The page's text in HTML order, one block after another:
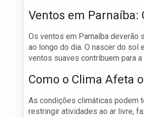
Ventos em Parnaíba:
Os ventos em Parnaíba deverão
ao longo do dia. O nascer do sol
ventos suaves contribuem para
Como o Clima Afeta
As condições climáticas podem
restringir atividades ao ar livre,